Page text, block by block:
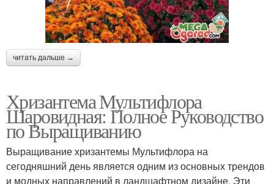
читать дальше →
Хризантема Мультифлора
Шаровидная: Полное Руководство
по Выращиванию
Выращивание хризантемы Мультифлора на
сегодняшний день является одним из основных трендов
и модных направлений в ландшафтном дизайне. Эти